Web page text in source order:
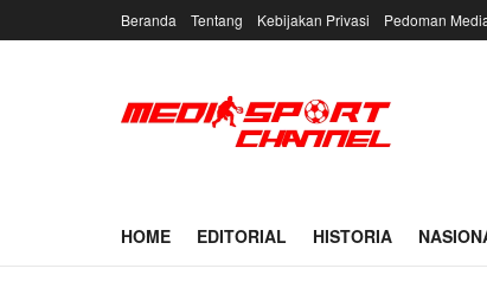
Beranda Tentang Kebijakan Privasi Pedoman
HOME EDITORIAL HISTORIA